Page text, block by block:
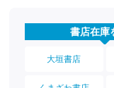
書店在庫
大垣書店